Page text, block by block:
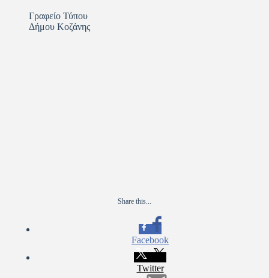
Γραφείο Τύπου
Δήμου Κοζάνης
Share this...
Facebook
Twitter